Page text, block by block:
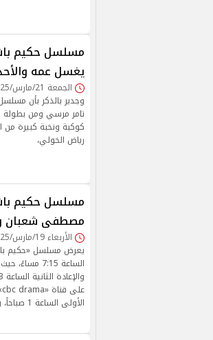
يغسل عمه
الجمعة 21/مارس/2025 - 10:07 م
وجدير بالذكر بأن
تامر مرسي ومن بطولة
كوكبة ونخبة كبيرة من
رياض الخولي،
مصطفى شعبان
الأربعاء 19/مارس/2025 - 10:37 م
الأولى الساعة 1 صباحاً، والإعادة الثانية الساعة 6 صباحاً.